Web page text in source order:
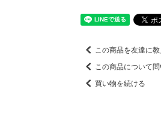
この商品を友達に
この商品について
買い物を続ける